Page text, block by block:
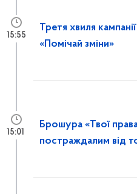
Третя хвиля
«Помічай зміни»
15:55
Брошура «Твої
постраждалим від
15:01